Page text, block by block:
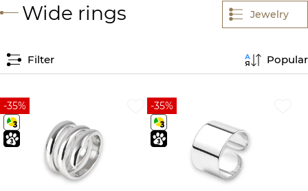
Wide rings Jewelry
Filter Popular
-35% -35%